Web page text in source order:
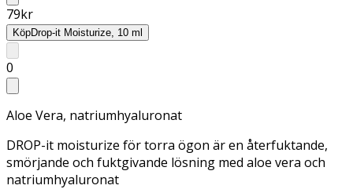
79kr
KöpDrop-it Moisturize, 10 ml
0
Aloe Vera, natriumhyaluronat
DROP-it moisturize för torra ögon är en återfuktande,
smörjande och fuktgivande lösning med aloe vera och
natriumhyaluronat